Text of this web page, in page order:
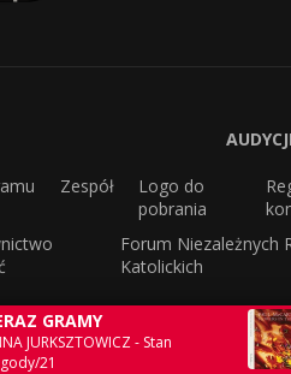
GRAMY
JURKSZTOWICZ - Stan
21
Zespół
Logo do
pobrania
Forum Niezależnych
Katolickich